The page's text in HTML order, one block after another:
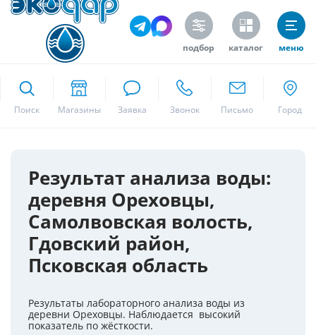
подбор каталог меню
Поиск
Результат анализа воды:
деревня Ореховцы,
Самолвовская волость,
Гдовский район,
Псковская область
Результаты лабораторного анализа воды из
деревни Ореховцы. Наблюдается высокий
показатель по жёсткости.